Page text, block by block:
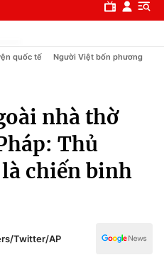
quốc tế Người Việt bốn phương
nhà thờ
Thủ
chiến binh
Twitter/AP